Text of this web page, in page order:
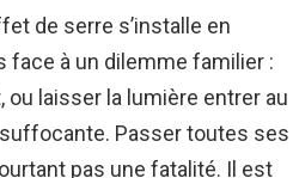
de serre s’installe en
face à un dilemme familier :
laisser la lumière entrer au
Passer toutes ses
pas une fatalité. Il est